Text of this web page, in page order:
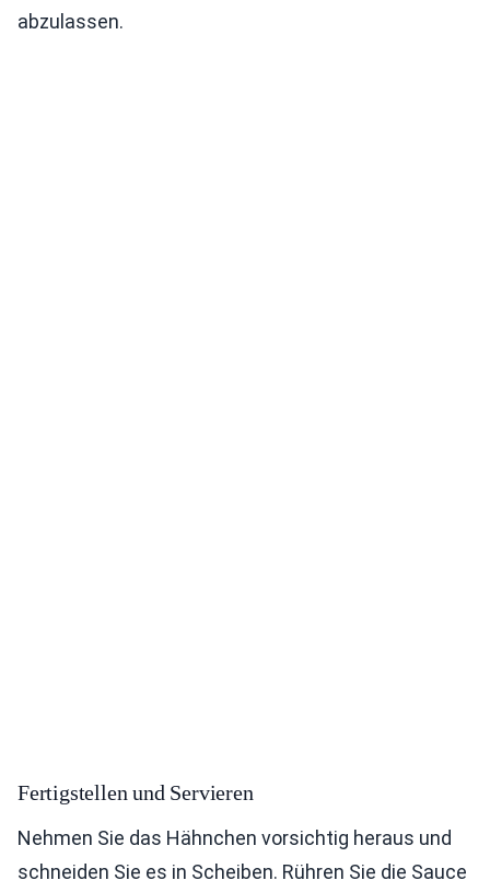
abzulassen.
Fertigstellen und Servieren
Nehmen Sie das Hähnchen vorsichtig heraus und
schneiden Sie es in Scheiben. Rühren Sie die Sauce